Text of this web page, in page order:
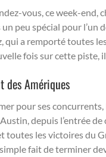
vous, ce week-end,
peu spécial pour l’un
a remporté toutes
fois sur cette
des Amériques
pour ses
depuis l’entrée
toutes les victoires du
fait de terminer